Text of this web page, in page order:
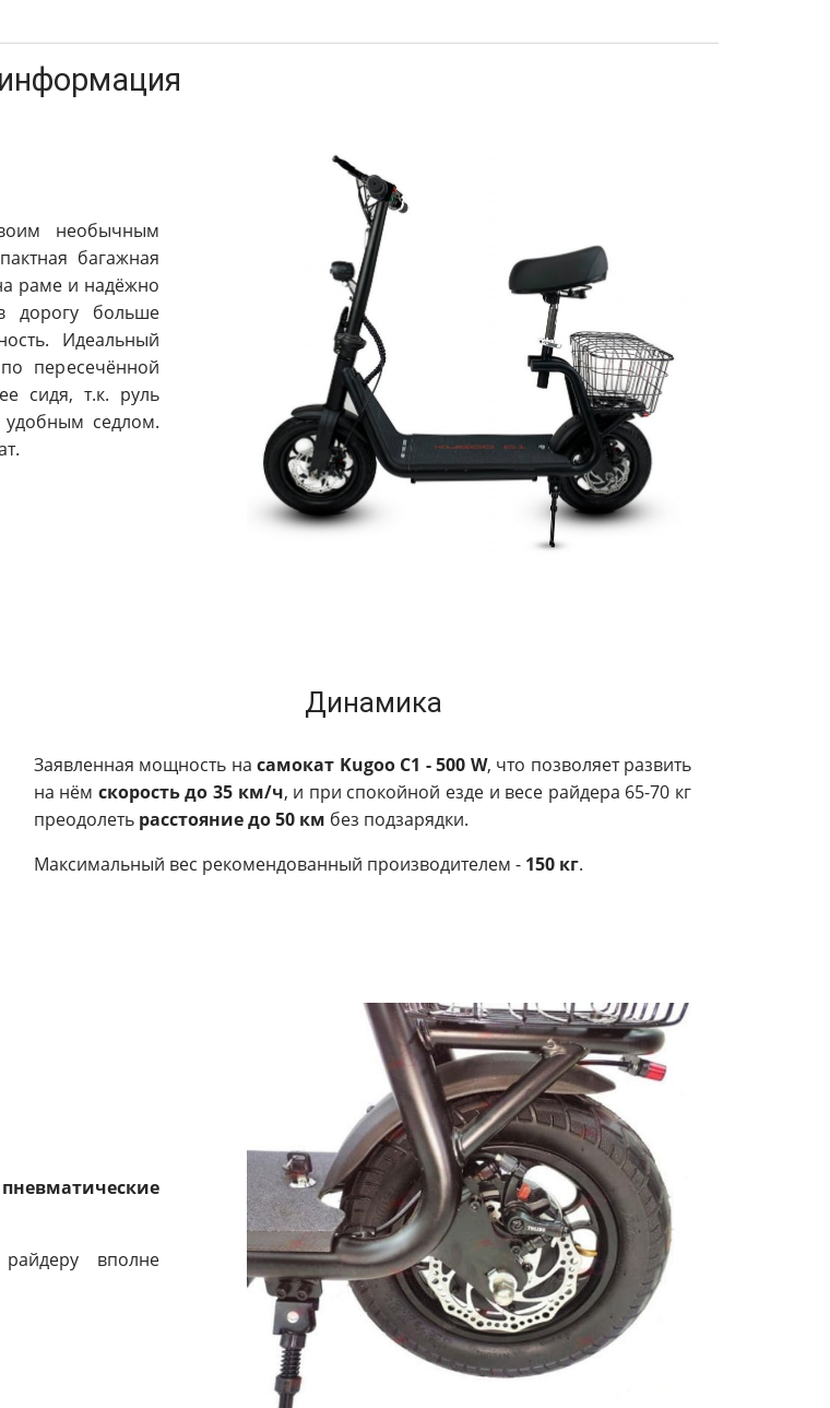
необычным
багажная
раме и надёжно
дорогу больше
Идеальный
пересечённой
сидя, т.к. руль
седлом.
Динамика
Заявленная мощность на самокат Kugoo C1 - 500 W, что позволяет развить
на нём скорость до 35 км/ч, и при спокойной езде и весе райдера 65-70 кг
преодолеть расстояние до 50 км без подзарядки.
Максимальный вес рекомендованный производителем - 150 кг.
пневматические
вполне